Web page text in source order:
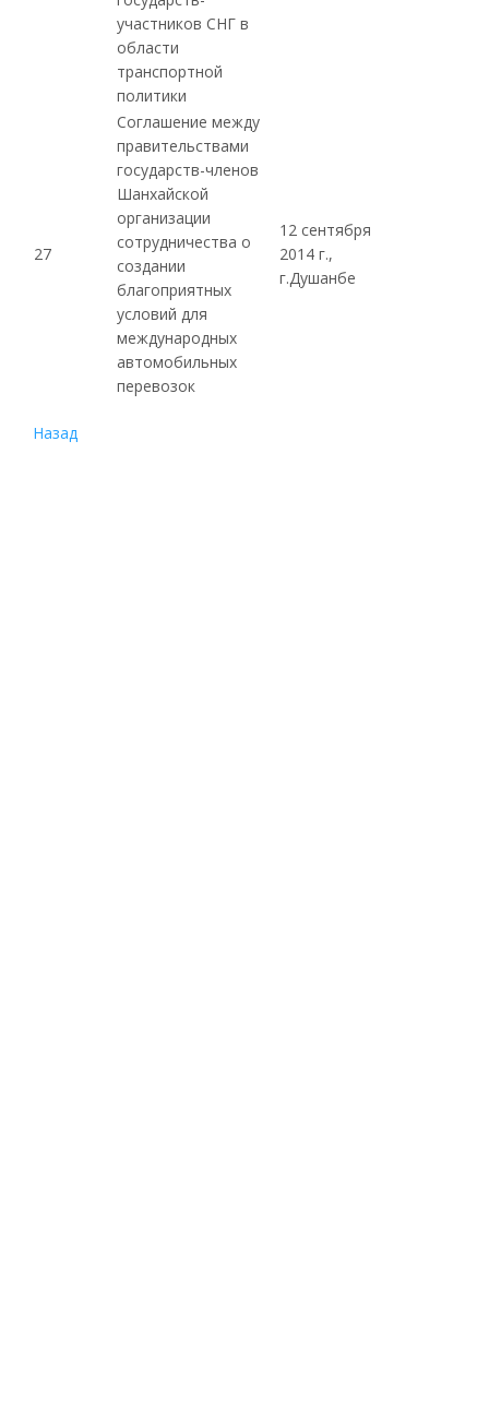
участников СНГ в
области
транспортной
политики
27
Соглашение между
правительствами
государств-членов
Шанхайской
организации
сотрудничества о
создании
благоприятных
условий для
международных
автомобильных
перевозок
12 сентября
2014 г.,
г.Душанбе
Назад